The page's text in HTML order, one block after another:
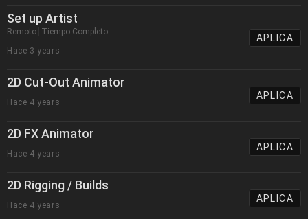
Set up Artist
Remoto Tiempo Completo
Hace 3 years
APLICA
2D Cut-Out Animator
Hace 4 years
APLICA
2D FX Animator
Hace 4 years
APLICA
2D Rigging / Builds
Hace 4 years
APLICA